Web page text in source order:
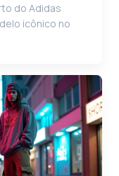
do Adidas
icônico no